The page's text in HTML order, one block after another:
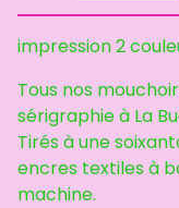
impression 2
Tous nos
sérigraphie à La
Tirés à une
encres textiles à
machine.